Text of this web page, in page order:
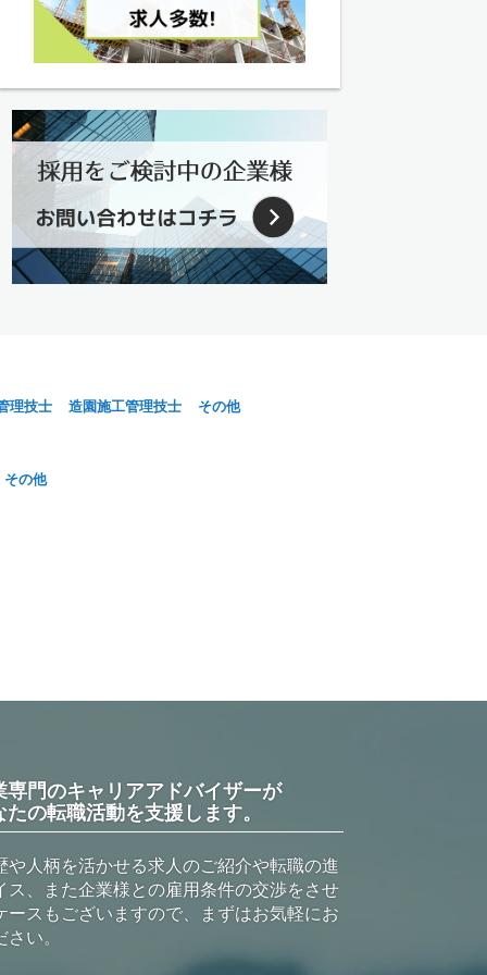
理技士 造園施工管理技士 その他
その他
専門のキャリアアドバイザーが
たの転職活動を支援します。
や人柄を活かせる求人のご紹介や転職の進
ス、また企業様との雇用条件の交渉をさせ
ースもございますので、まずはお気軽にお
い。